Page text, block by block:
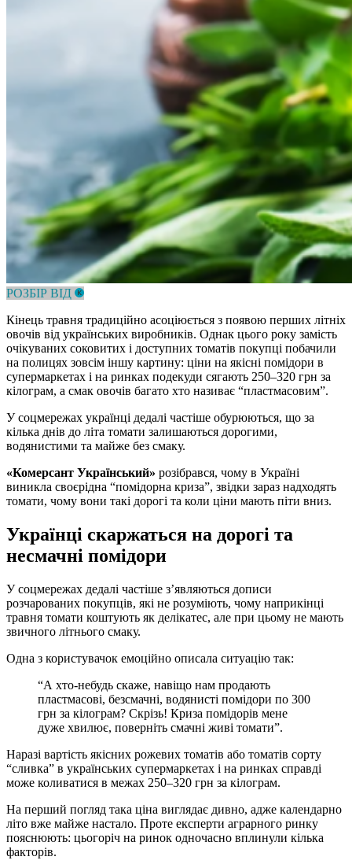
РОЗБІР ВІД
Кінець травня традиційно асоціюється з появою перших літніх
овочів від українських виробників. Однак цього року замість
очікуваних соковитих і доступних томатів покупці побачили
на полицях зовсім іншу картину: ціни на якісні помідори в
супермаркетах і на ринках подекуди сягають 250–320 грн за
кілограм, а смак овочів багато хто називає “пластмасовим”.
У соцмережах українці дедалі частіше обурюються, що за
кілька днів до літа томати залишаються дорогими,
водянистими та майже без смаку.
«Комерсант Український» розібрався, чому в Україні
виникла своєрідна “помідорна криза”, звідки зараз надходять
томати, чому вони такі дорогі та коли ціни мають піти вниз.
Українці скаржаться на дорогі та
несмачні помідори
У соцмережах дедалі частіше з’являються дописи
розчарованих покупців, які не розуміють, чому наприкінці
травня томати коштують як делікатес, але при цьому не мають
звичного літнього смаку.
Одна з користувачок емоційно описала ситуацію так:
“А хто-небудь скаже, навіщо нам продають
пластмасові, безсмачні, водянисті помідори по 300
грн за кілограм? Скрізь! Криза помідорів мене
дуже хвилює, поверніть смачні живі томати”.
Наразі вартість якісних рожевих томатів або томатів сорту
“сливка” в українських супермаркетах і на ринках справді
може коливатися в межах 250–320 грн за кілограм.
На перший погляд така ціна виглядає дивно, адже календарно
літо вже майже настало. Проте експерти аграрного ринку
пояснюють: цьогоріч на ринок одночасно вплинули кілька
факторів.